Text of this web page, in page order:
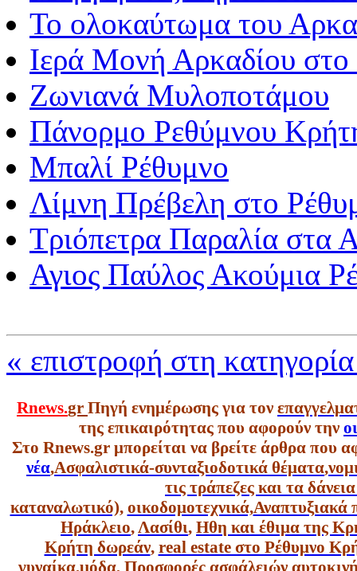
Το ολοκαύτωμα του
Ιερά Μονή Αρκαδίου
Ζωνιανά Μυλοποτάμου
Πάνορμο Ρεθύμνου
Μπαλί Ρέθυμνο
Λίμνη Πρέβελη στο
Τριόπετρα Παραλία στα
Αγιος Παύλος Ακούμια
« επιστροφή στη
Rnews.gr Πηγή ενημέρωσης για τον
της επικαιρότητας που αφορούν την
Στο Rnews.gr μπορείται να βρείτε άρθρα που
νέα,Ασφαλιστικά-συνταξιοδοτικά θέματα,
τις τράπεζες και τα
καταναλωτικό), οικοδομοτεχνικά,Αναπτυξιακά
Ηράκλειο,Λασίθι, Ηθη και έθιμα της
Κρήτη δωρεάν, real estate στο Ρέθυμνο